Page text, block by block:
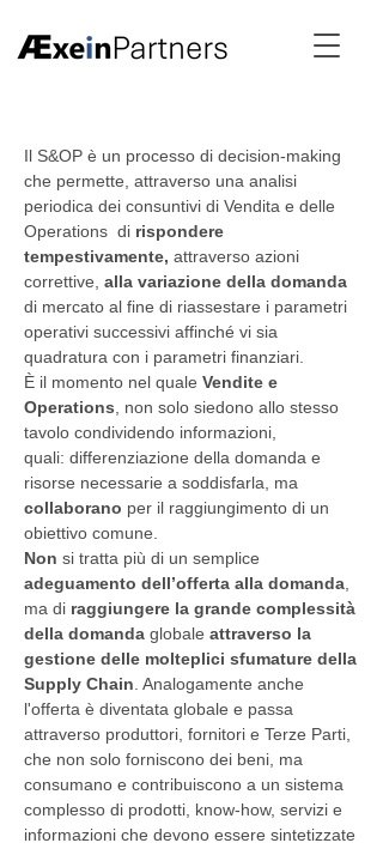
Il S&OP è un processo di decision-making
che permette, attraverso una analisi
periodica dei consuntivi di Vendita e delle
Operations di rispondere
tempestivamente, attraverso azioni
correttive, alla variazione della domanda
di mercato al fine di riassestare i parametri
operativi successivi affinché vi sia
quadratura con i parametri finanziari.
È il momento nel quale Vendite e
Operations , non solo siedono allo stesso
tavolo condividendo informazioni,
quali: differenziazione della domanda e
risorse necessarie a soddisfarla, ma
collaborano per il raggiungimento di un
obiettivo comune.
Non si tratta più di un semplice
adeguamento dell’offerta alla domanda
ma di raggiungere la grande complessità
della domanda globale attraverso la
gestione delle molteplici sfumature della
Supply Chain . Analogamente anche
l'offerta è diventata globale e passa
attraverso produttori, fornitori e Terze Parti,
che non solo forniscono dei beni, ma
consumano e contribuiscono a un sistema
complesso di prodotti, know-how, servizi e
informazioni che devono essere sintetizzate